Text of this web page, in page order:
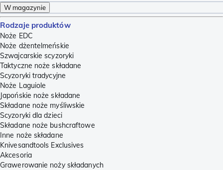
W magazynie
Rodzaje produktów
Noże EDC
Noże dżentelmeńskie
Szwajcarskie scyzoryki
Taktyczne noże składane
Scyzoryki tradycyjne
Noże Laguiole
Japońskie noże składane
Składane noże myśliwskie
Scyzoryki dla dzieci
Składane noże bushcraftowe
Inne noże składane
Knivesandtools Exclusives
Akcesoria
Grawerowanie noży składanych